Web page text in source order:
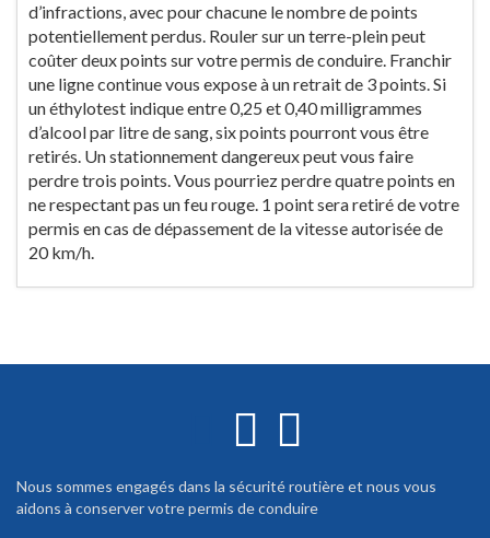
d’infractions, avec pour chacune le nombre de points
potentiellement perdus. Rouler sur un terre-plein peut
coûter deux points sur votre permis de conduire. Franchir
une ligne continue vous expose à un retrait de 3 points. Si
un éthylotest indique entre 0,25 et 0,40 milligrammes
d’alcool par litre de sang, six points pourront vous être
retirés. Un stationnement dangereux peut vous faire
perdre trois points. Vous pourriez perdre quatre points en
ne respectant pas un feu rouge. 1 point sera retiré de votre
permis en cas de dépassement de la vitesse autorisée de
20 km/h.
Nous sommes engagés dans la sécurité routière et nous vous
aidons à conserver votre permis de conduire